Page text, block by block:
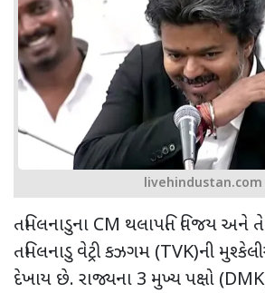
livehindustan.com
તમિલનાડુના CM થલાપતિ વિજય અને
તમિલનાડુ વેટ્રી કઝગમ (TVK)ની
દેખાય છે. રાજ્યના 3 મુખ્ય પક્ષો (